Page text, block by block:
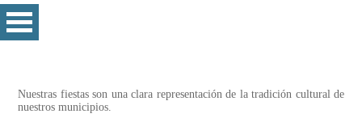
Nuestras fiestas son una clara representación de la tradición cultural de
nuestros municipios.